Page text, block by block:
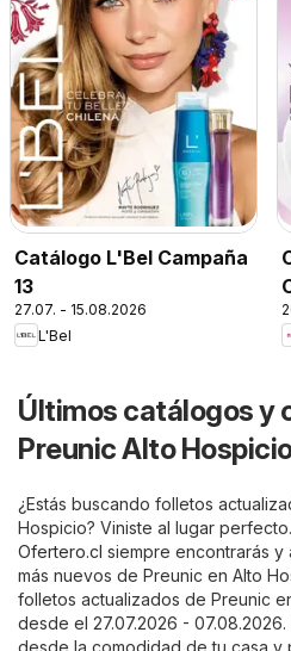
Catálogo L'Bel Campaña
13
27.07. - 15.08.2026
L'Bel
Últimos catálogos y
Preunic Alto
¿Estás buscando folletos
Hospicio? Viniste al lugar
Ofertero.cl siempre encontrarás y
más nuevos de Preunic en Alto
folletos actualizados de Preunic
desde el 27.07.2026 -
desde la comodidad de tu casa y